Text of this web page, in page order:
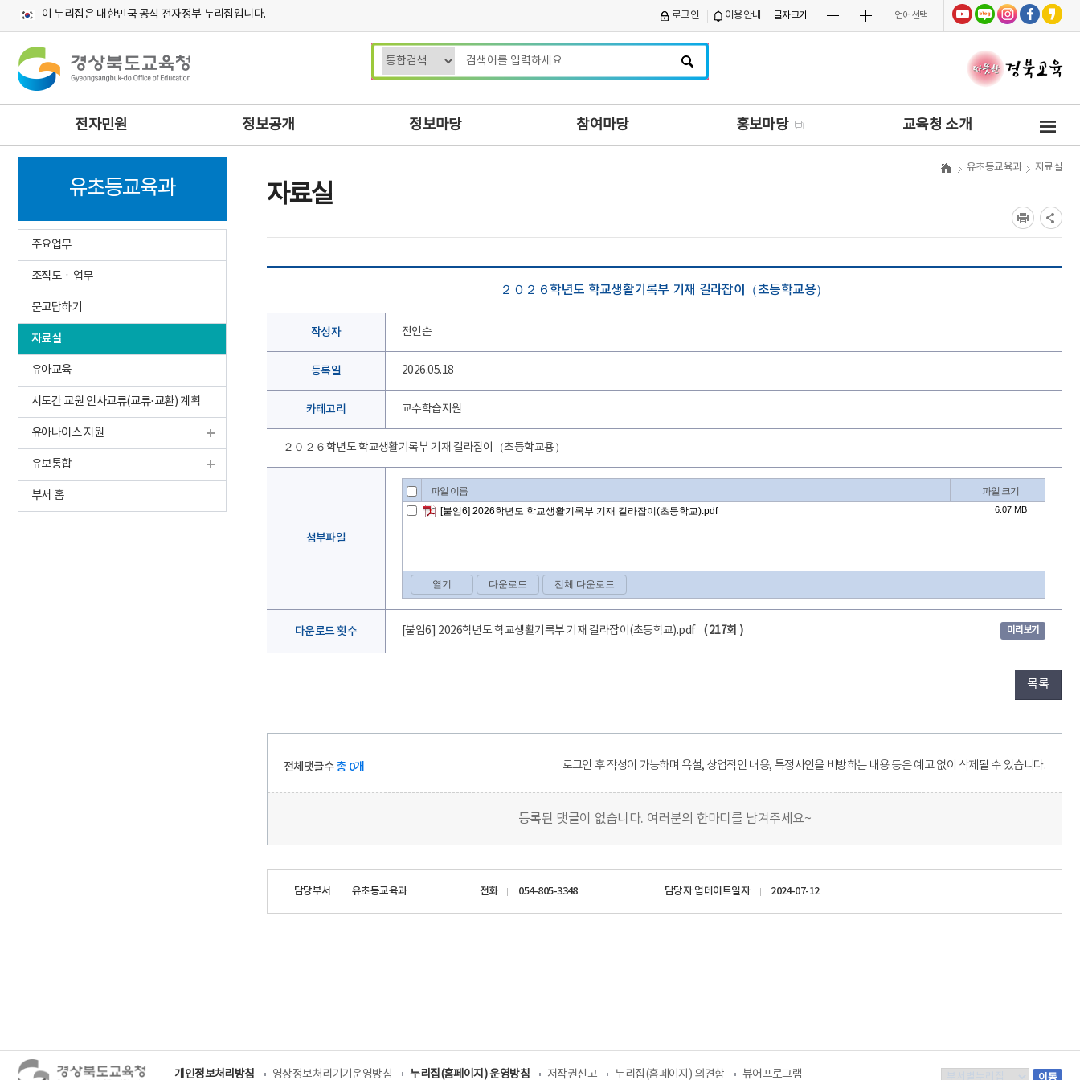
이 누리집은 대한민국 공식 전자정부 누리집입니다. 로그인 이용안내 글자크기 언어선택
검
색
입
사
트
전자민원 정보공개 정보마당 참여마당 홍보마당 교육청 소개
유초등교육과
주요업무
조직도ㆍ업무
묻고답하기
자료실
유아교육
시도간 교원 인사교류(교류·교환) 계획
유아나이스 지원
유보통합
부서 홈
유초등교육과 자료실
자료실
２０２６학년도 학교생활기록부 기재 길라잡이（초등학교용）
작성자 전인순
등록일 2026.05.18
카테고리 교수학습지원
２０２６학년도 학교생활기록부 기재 길라잡이（초등학교용）
첨부파일
다운로드 횟수 [붙임6] 2026학년도 학교생활기록부 기재 길라잡이(초등학교).pdf ( 217회 ) 미리보기
목록
전체댓글수 총 0개 로그인 후 작성이 가능하며 욕설, 상업적인 내용, 특정사안을 비방하는 내용 등은 예고 없이 삭제될 수 있습니다.
등록된 댓글이 없습니다. 여러분의 한마디를 남겨주세요~
담당부서 유초등교육과 전화 054-805-3348 담당자 업데이트일자 2024-07-12
개인정보처리방침 영상정보처리기기운영방침 누리집(홈페이지) 운영방침 저작권신고 누리집(홈페이지) 의견함 뷰어프로그램